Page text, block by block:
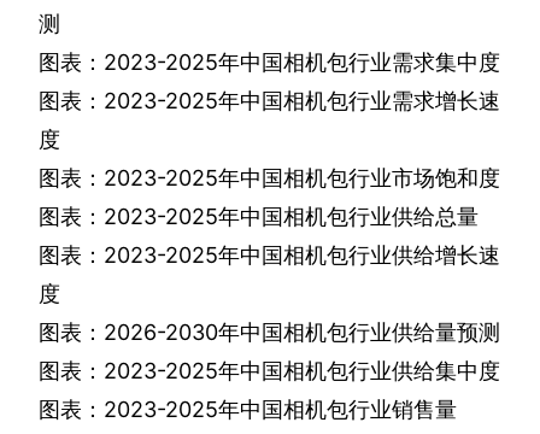
测
图表： 2023-2025年中国相机包行业需求集中度
图表： 2023-2025年中国相机包行业需求增长速
度
图表： 2023-2025年中国相机包行业市场饱和度
图表： 2023-2025年中国相机包行业供给总量
图表： 2023-2025年中国相机包行业供给增长速
度
图表： 2026-2030年中国相机包行业供给量预测
图表： 2023-2025年中国相机包行业供给集中度
图表： 2023-2025年中国相机包行业销售量